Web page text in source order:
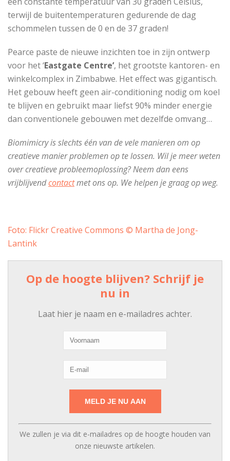
terwijl de buitentemperaturen gedurende de dag
schommelen tussen de 0 en de 37 graden!
Pearce paste de nieuwe inzichten toe in zijn ontwerp
voor het ‘Eastgate Centre’, het grootste kantoren- en
winkelcomplex in Zimbabwe. Het effect was gigantisch.
Het gebouw heeft geen air-conditioning nodig om koel
te blijven en gebruikt maar liefst 90% minder energie
dan conventionele gebouwen met dezelfde omvang…
Biomimicry is slechts één van de vele manieren om op
creatieve manier problemen op te lossen. Wil je meer weten
over creatieve probleemoplossing? Neem dan eens
vrijblijvendcontactmet ons op. We helpen je graag op weg.
Foto: Flickr Creative Commons © Martha de Jong-
Lantink
Op de hoogte blijven? Schrijf je
nu in
Laat hier je naam en e-mailadres achter.
We zullen je via dit e-mailadres op de hoogte houden van
onze nieuwste artikelen.